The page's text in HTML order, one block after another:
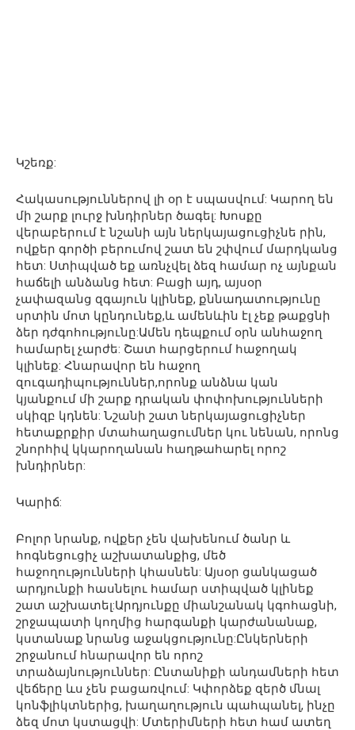
Կշեռք:
Հակասություններով լի օր է սպասվում: Կարող են
մի շարք լուրջ խնդիրներ ծագել: Խոսքը
վերաբերում է նշանի այն ներկայացուցիչնե րին,
ովքեր գործի բերումով շատ են շփվում մարդկանց
հետ: Ստիպված եք առնչվել ձեզ համար ոչ այնքան
հաճելի անձանց հետ: Բացի այդ, այսօր
չափազանց զգայուն կլինեք, քննադատությունը
սրտին մոտ կընդունեք,և ամենևին էլ չեք թաքցնի
ձեր դժգոհությունը:Ամեն դեպքում օրն անհաջող
համարել չարժե: Շատ հարցերում հաջողակ
կլինեք: Հնարավոր են հաջող
զուգադիպություններ,որոնք անձնա կան
կյանքում մի շարք դրական փոփոխությունների
սկիզբ կդնեն: Նշանի շատ ներկայացուցիչներ
հետաքրքիր մտահաղացումներ կու նենան, որոնց
շնորհիվ կկարողանան հաղթահարել որոշ
խնդիրներ:
Կարիճ:
Բոլոր նրանք, ովքեր չեն վախենում ծանր և
հոգնեցուցիչ աշխատանքից, մեծ
հաջողությունների կհասնեն: Այսօր ցանկացած
արդյունքի հասնելու համար ստիպված կլինեք
շատ աշխատել:Արդյունքը միանշանակ կգոհացնի,
շրջապատի կողմից հարգանքի կարժանանաք,
կստանաք նրանց աջակցությունը:Ընկերների
շրջանում հնարավոր են որոշ
տրաձայնություններ: Ընտանիքի անդամների հետ
վեճերը ևս չեն բացառվում: Կփորձեք զերծ մնալ
կոնֆլիկտներից, խաղաղություն պահպանել, ինչը
ձեզ մոտ կստացվի: Մտերիմների հետ համ ատեղ